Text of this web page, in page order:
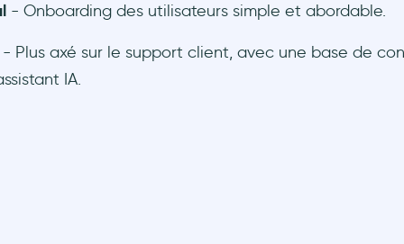
- Onboarding des utilisateurs simple et abordable.
Plus axé sur le support client, avec une base de
IA.